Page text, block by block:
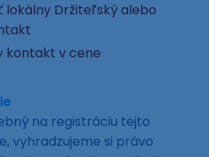
lokálny Držiteľský alebo
kontakt v cene
na registráciu tejto
vyhradzujeme si právo